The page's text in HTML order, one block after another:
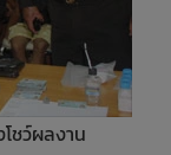
ชว์ผลงาน